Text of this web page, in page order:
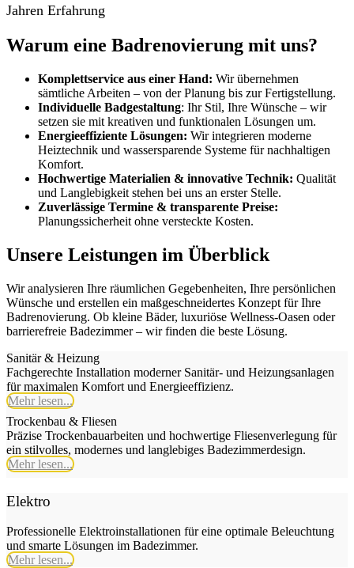
Jahren Erfahrung
Warum eine Badrenovierung mit uns?
Komplettservice aus einer Hand: Wir übernehmen
sämtliche Arbeiten – von der Planung bis zur Fertigstellung.
Individuelle Badgestaltung: Ihr Stil, Ihre Wünsche – wir
setzen sie mit kreativen und funktionalen Lösungen um.
Energieeffiziente Lösungen: Wir integrieren moderne
Heiztechnik und wassersparende Systeme für nachhaltigen
Komfort.
Hochwertige Materialien & innovative Technik: Qualität
und Langlebigkeit stehen bei uns an erster Stelle.
Zuverlässige Termine & transparente Preise:
Planungssicherheit ohne versteckte Kosten.
Unsere Leistungen im Überblick
Wir analysieren Ihre räumlichen Gegebenheiten, Ihre persönlichen
Wünsche und erstellen ein maßgeschneidertes Konzept für Ihre
Badrenovierung. Ob kleine Bäder, luxuriöse Wellness-Oasen oder
barrierefreie Badezimmer – wir finden die beste Lösung.
Sanitär & Heizung
Fachgerechte Installation moderner Sanitär- und Heizungsanlagen
für maximalen Komfort und Energieeffizienz.
Mehr lesen...
Trockenbau & Fliesen
Präzise Trockenbauarbeiten und hochwertige Fliesenverlegung für
ein stilvolles, modernes und langlebiges Badezimmerdesign.
Mehr lesen...
Elektro
Professionelle Elektroinstallationen für eine optimale Beleuchtung
und smarte Lösungen im Badezimmer.
Mehr lesen...